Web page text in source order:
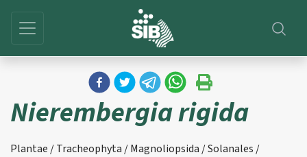
Nierembergia rigida
Plantae / Tracheophyta / Magnoliopsida / Solanales /